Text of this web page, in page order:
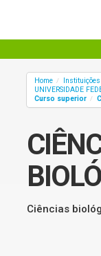
Home /
UNIVERSIDADE
Curso superior /
Ciências